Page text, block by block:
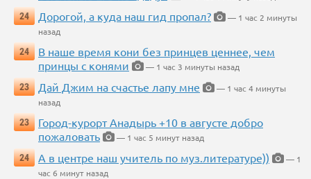
24
Дорогой, а куда наш гид пропал?
— 1 час 2 минуты
назад
24
В наше время кони без принцев ценнее, чем
принцы с конями
— 1 час 3 минуты назад
23
Дай Джим на счастье лапу мне
— 1 час 4 минуты
назад
23
Город-курорт Анадырь +10 в августе добро
пожаловать
— 1 час 5 минут назад
24
А в центре наш учитель по муз.литературе))
— 1
час 6 минут назад